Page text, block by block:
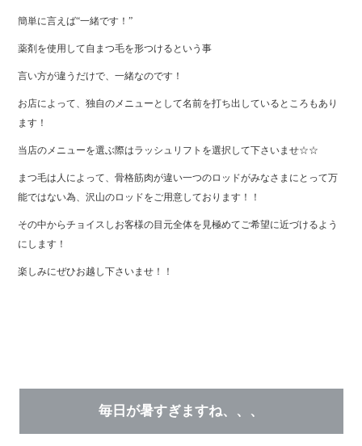
簡単に言えば“一緒です！”
薬剤を使用して自まつ毛を形つけるという事
言い方が違うだけで、一緒なのです！
お店によって、独自のメニューとして名前を打ち出しているところもあり
ます！
当店のメニューを選ぶ際はラッシュリフトを選択して下さいませ☆☆
まつ毛は人によって、骨格筋肉が違い一つのロッドがみなさまにとって万
能ではない為、沢山のロッドをご用意しております！！
その中からチョイスしお客様の目元全体を見極めてご希望に近づけるよう
にします！
楽しみにぜひお越し下さいませ！！
毎日が暑すぎますね、、、